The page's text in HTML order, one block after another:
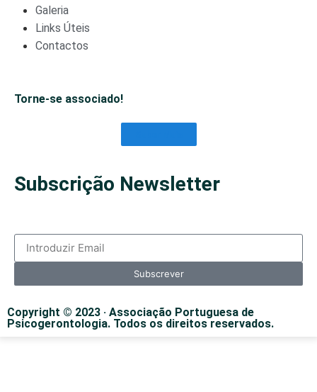
Galeria
Links Úteis
Contactos
Torne-se associado!
Subscrição Newsletter
Subscrever
Copyright © 2023 · Associação Portuguesa de
Psicogerontologia. Todos os direitos reservados.